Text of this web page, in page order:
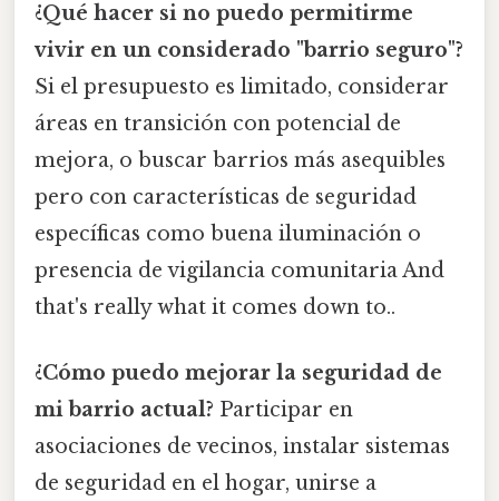
¿Qué hacer si no puedo permitirme
vivir en un considerado "barrio seguro"?
Si el presupuesto es limitado, considerar
áreas en transición con potencial de
mejora, o buscar barrios más asequibles
pero con características de seguridad
específicas como buena iluminación o
presencia de vigilancia comunitaria And
that's really what it comes down to..
¿Cómo puedo mejorar la seguridad de
mi barrio actual? Participar en
asociaciones de vecinos, instalar sistemas
de seguridad en el hogar, unirse a